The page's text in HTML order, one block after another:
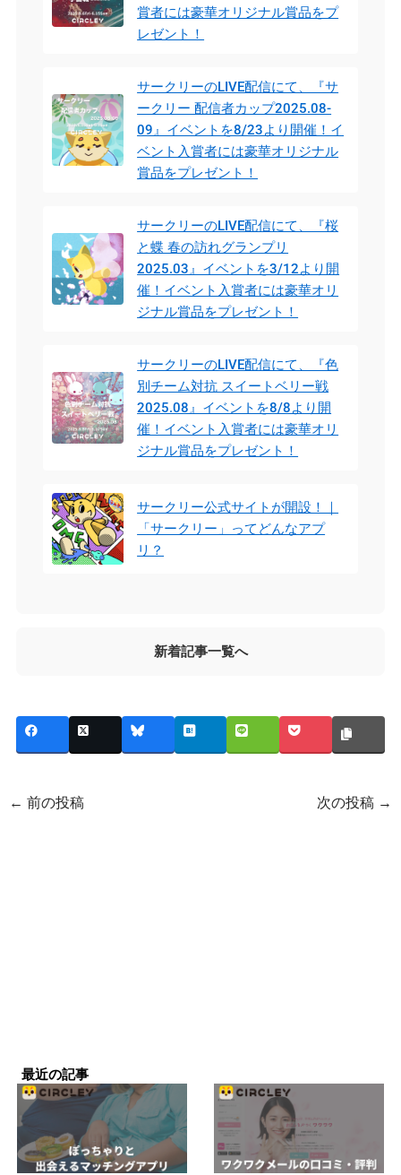
賞者には豪華オリジナル賞品をプ
レゼント！
サークリーのLIVE配信にて、『サ
ークリー 配信者カップ2025.08-
09』イベントを8/23より開催！イ
ベント入賞者には豪華オリジナル
賞品をプレゼント！
サークリーのLIVE配信にて、『桜
と蝶 春の訪れグランプリ
2025.03』イベントを3/12より開
催！イベント入賞者には豪華オリ
ジナル賞品をプレゼント！
サークリーのLIVE配信にて、『色
別チーム対抗 スイートベリー戦
2025.08』イベントを8/8より開
催！イベント入賞者には豪華オリ
ジナル賞品をプレゼント！
サークリー公式サイトが開設！｜
「サークリー」ってどんなアプ
リ？
新着記事一覧へ
← 前の投稿 次の投稿 →
最近の記事